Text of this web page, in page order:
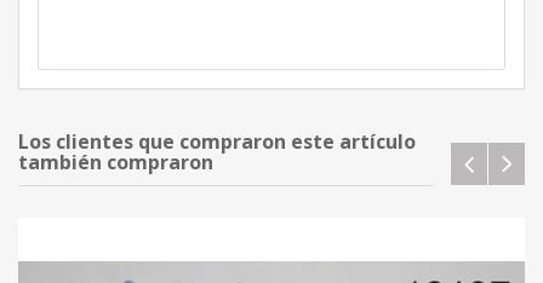
Los clientes que compraron este artículo
también compraron